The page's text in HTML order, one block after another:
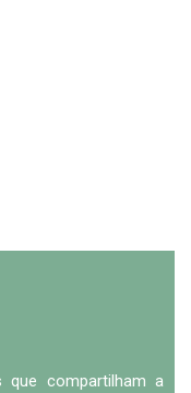
que compartilham a